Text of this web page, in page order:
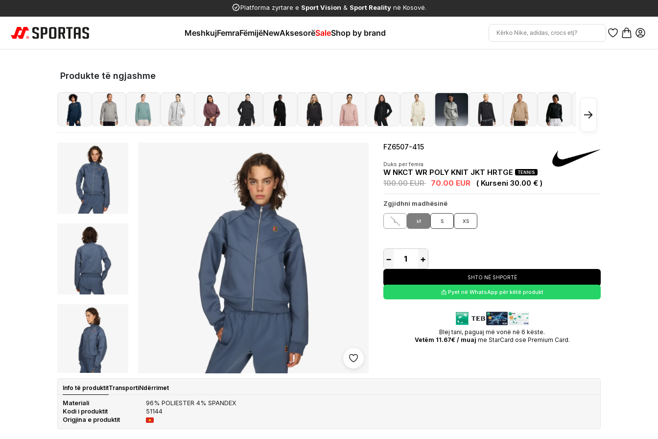
Platforma zyrtare e Sport Vision & Sport Reality në Kosovë.
MeshkujFemraFëmijëNewAksesorëSaleShop by brand
Produkte të ngjashme
→
Shto në wishlist
FZ6507-415
Duks per femra
W NKCT WR POLY KNIT JKT HRTGE TENNIS
100.00 EUR 70.00 EUR ( Kurseni 30.00 € )
Zgjidhni madhësinë
L M S XS
− +
SHTO NË SHPORTË
📩 Pyet në WhatsApp për këtë produkt
Blej tani, paguaj më vonë në 6 këste.
Vetëm 11.67€ / muaj me StarCard ose Premium Card.
Info të produktitTransportiNdërrimet
Materiali
96% POLIESTER 4% SPANDEX
Kodi i produktit
51144
Origjina e produktit